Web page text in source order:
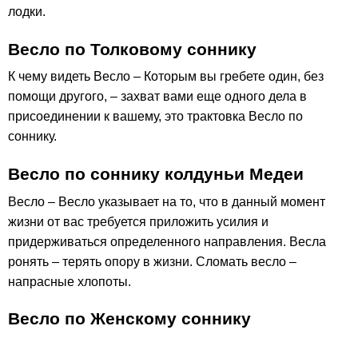
лодки.
Весло по Толковому соннику
К чему видеть Весло – Которым вы гребете один, без
помощи другого, – захват вами еще одного дела в
присоединении к вашему, это трактовка Весло по
соннику.
Весло по соннику колдуньи Медеи
Весло – Весло указывает на то, что в данный момент
жизни от вас требуется приложить усилия и
придерживаться определенного направления. Весла
ронять – терять опору в жизни. Сломать весло –
напрасные хлопоты.
Весло по Женскому соннику